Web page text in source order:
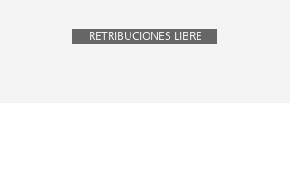
RETRIBUCIONES LIBRE